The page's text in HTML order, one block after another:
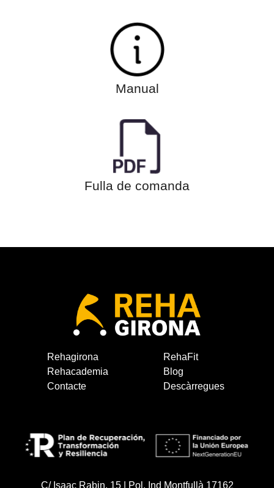
Manual
Fulla de comanda
Rehagirona
RehaFit
Rehacademia
Blog
Contacte
Descàrregues
C/ Isaac Rabin, 15 | Pol. Ind Montfullà 17162